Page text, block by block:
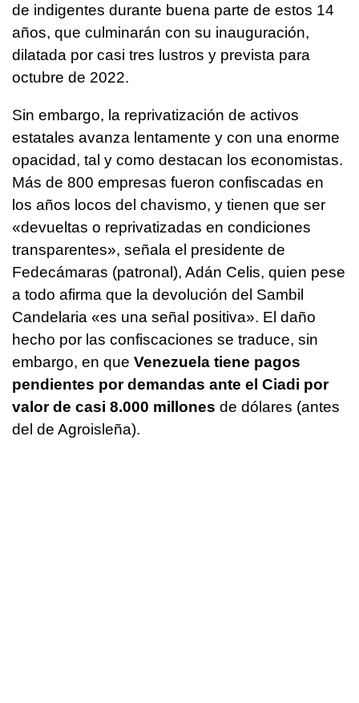
de indigentes durante buena parte de estos 14
años, que culminarán con su inauguración,
dilatada por casi tres lustros y prevista para
octubre de 2022.
Sin embargo, la reprivatización de activos
estatales avanza lentamente y con una enorme
opacidad, tal y como destacan los economistas.
Más de 800 empresas fueron confiscadas en
los años locos del chavismo, y tienen que ser
«devueltas o reprivatizadas en condiciones
transparentes», señala el presidente de
Fedecámaras (patronal), Adán Celis, quien pese
a todo afirma que la devolución del Sambil
Candelaria «es una señal positiva». El daño
hecho por las confiscaciones se traduce, sin
embargo, en que Venezuela tiene pagos
pendientes por demandas ante el Ciadi por
valor de casi 8.000 millones de dólares (antes
del de Agroisleña).